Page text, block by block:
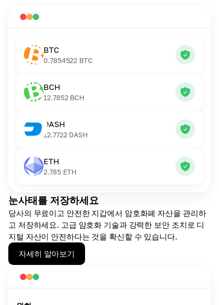
눈사태를 저장하세요
당사의 무료이고 안전한 지갑에서 암호화폐 자산을 관리하
고 저장하세요. 고급 암호화 기술과 강력한 보안 조치로 디
지털 자산이 안전하다는 것을 확신할 수 있습니다.
자세히 알아보기
BTC
0.7854522 BTC
BCH
12.7852 BCH
DASH
12.7722 DASH
ETH
2.785 ETH